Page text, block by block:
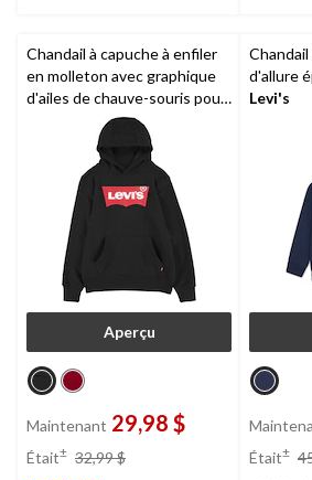
Chandail à capuche à enfiler
en molleton avec graphique
d'ailes de chauve-souris pour
Levi's
Aperçu
Maintenant 29,98 $
Était± 32,99 $
d'allure
Levi's
Était±